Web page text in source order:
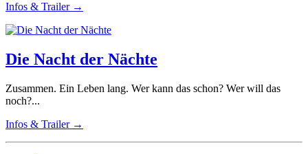
Infos & Trailer →
Die Nacht der Nächte
Zusammen. Ein Leben lang. Wer kann das schon? Wer will das
noch?...
Infos & Trailer →